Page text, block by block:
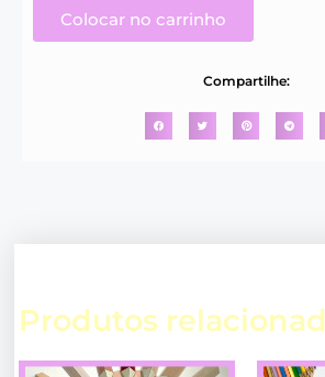
Colocar no carrinho
Compartilhe:
Produtos